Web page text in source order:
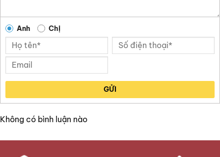
Anh Chị
GỬI
Không có bình luận nào